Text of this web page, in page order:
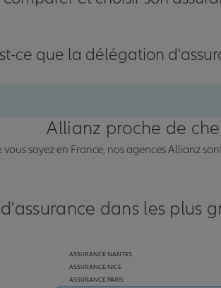
ce que la délégation
Allianz proche de
vous soyez en France, nos agences Allianz
dans les plus
ASSURANCE NANTES
ASSURANCE NICE
ASSURANCE PARIS